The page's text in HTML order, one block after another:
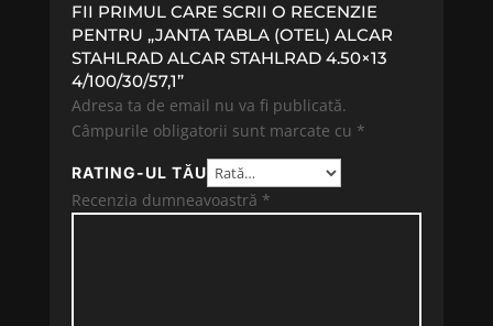
FII PRIMUL CARE SCRII O RECENZIE
PENTRU „JANTA TABLA (OTEL) ALCAR
STAHLRAD ALCAR STAHLRAD 4.50×13
4/100/30/57,1”
Adresa ta de email nu va fi publicată.
Câmpurile obligatorii sunt marcate cu *
RATING-UL TĂU
Recenzia dumneavoastră *